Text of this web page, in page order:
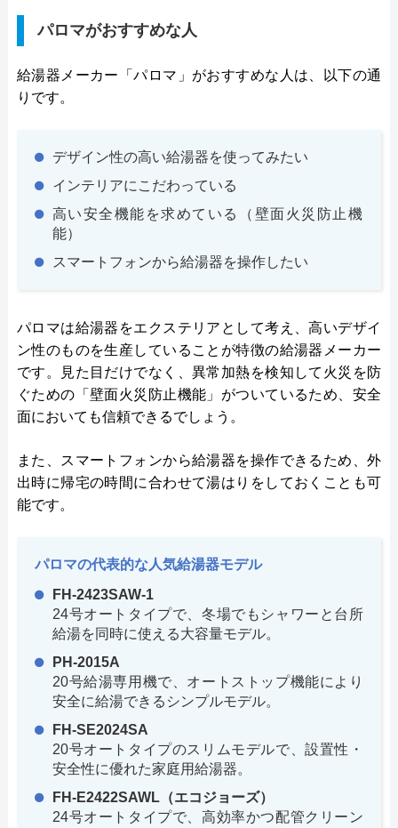
パロマがおすすめな人
給湯器メーカー「パロマ」がおすすめな人は、以下の通
りです。
デザイン性の高い給湯器を使ってみたい
インテリアにこだわっている
高い安全機能を求めている（壁面火災防止機
能）
スマートフォンから給湯器を操作したい
パロマは給湯器をエクステリアとして考え、高いデザイ
ン性のものを生産していることが特徴の給湯器メーカー
です。見た目だけでなく、異常加熱を検知して火災を防
ぐための「壁面火災防止機能」がついているため、安全
面においても信頼できるでしょう。
また、スマートフォンから給湯器を操作できるため、外
出時に帰宅の時間に合わせて湯はりをしておくことも可
能です。
パロマの代表的な人気給湯器モデル
FH-2423SAW-1
24号オートタイプで、冬場でもシャワーと台所
給湯を同時に使える大容量モデル。
PH-2015A
20号給湯専用機で、オートストップ機能により
安全に給湯できるシンプルモデル。
FH-SE2024SA
20号オートタイプのスリムモデルで、設置性・
安全性に優れた家庭用給湯器。
FH-E2422SAWL（エコジョーズ）
24号オートタイプで、高効率かつ配管クリーン